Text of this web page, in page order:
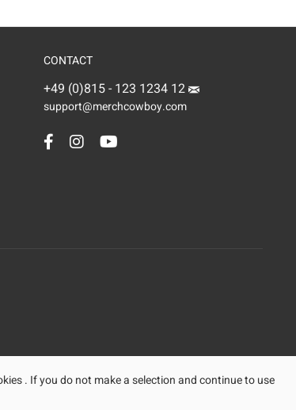
CONTACT
+49 (0)815 - 123 1234 12
support@merchcowboy.com
. If you do not make a selection and continue to use